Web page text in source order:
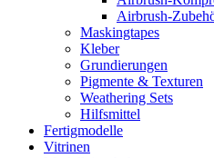
Airbrush-
Maskingtapes
Kleber
Grundierungen
Pigmente & Texturen
Weathering Sets
Hilfsmittel
Fertigmodelle
Vitrinen